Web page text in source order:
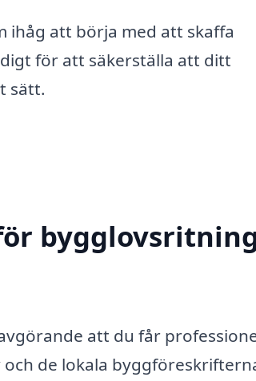
ihåg att börja med att skaffa
för att säkerställa att ditt
sätt.
att du får
de lokala